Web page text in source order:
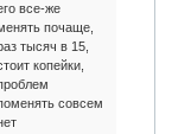
все-же
почаще,
тысяч в 15,
копейки,
совсем